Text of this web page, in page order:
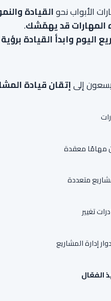
الأبواب نحوالقيادة
المهارات قد يهمّشك.
اليوم وابدأ القيادة
إلىإتقان قيادة
مهامًا معقدة
متعددة
تغيير
إدارة المشاريع
الفعّال